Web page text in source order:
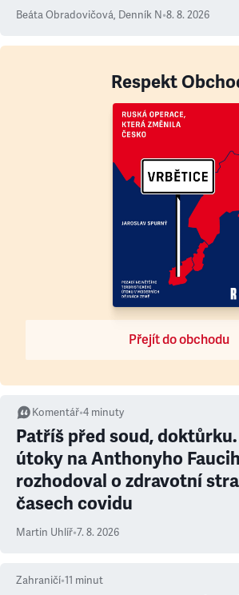
Beáta Obradovičová, Denník N•8. 8. 2026
Respekt
Přejít do obchodu
Komentář•4 minuty
Patříš před soud,
útoky na Anthonyho
rozhodoval o zdravotní
časech covidu
Martin Uhlíř•7. 8. 2026
Zahraničí•11 minut